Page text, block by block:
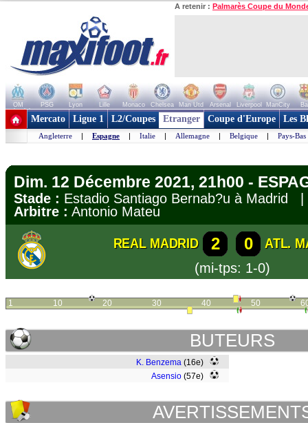
A retenir : Palmarès Coupe du
OM PSG Lyon Lille Monaco Chelsea Man Utd Arsenal Liverpool ManCity
+ de clubs
Mercato Ligue 1 L2/Coupes Etranger Coupe d'Europe Les
Angleterre | Espagne | Italie | Allemagne | Belgique | Pays-Bas
Dim. 12 Décembre 2021, 21h00 -
Stade : Estadio Santiago Bernab?u à
Arbitre : Antonio Mateu
REAL MADRID 2 0
ATL.
(mi-tps: 1-0)
1 10 20 30 40 50
BUTEURS
K. Benzema (16e)
Asensio (57e)